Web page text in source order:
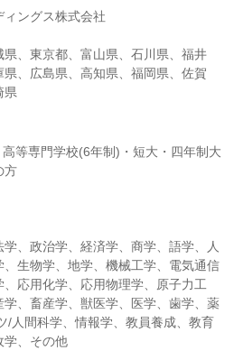
ングス株式会社
、東京都、富山県、石川県、福井
、広島県、高知県、福岡県、佐賀
県
等専門学校(6年制)・短大・四年制大
方
、政治学、経済学、商学、語学、人
生物学、地学、機械工学、電気通信
応用化学、応用物理学、原子力工
、畜産学、獣医学、医学、歯学、薬
/人間科学、情報学、教員養成、教育
学、その他